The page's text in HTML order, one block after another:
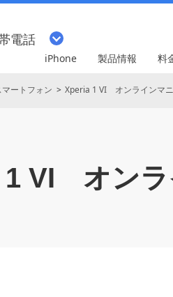
電話
iPhone 製品情報 料
マートフォン Xperia 1 VI オンラインマ
VI オン